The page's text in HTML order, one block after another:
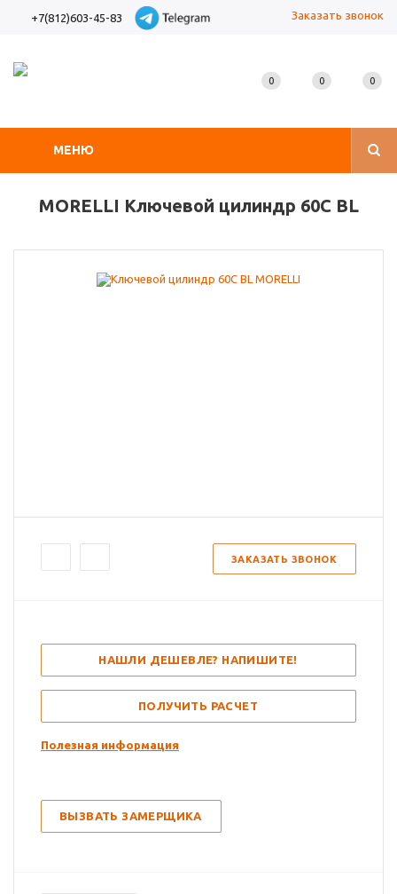
+7(812)603-45-83 Заказать звонок
МЕНЮ
0 0 0
MORELLI Ключевой цилиндр 60C BL
ЗАКАЗАТЬ ЗВОНОК
НАШЛИ ДЕШЕВЛЕ? НАПИШИТЕ!
ПОЛУЧИТЬ РАСЧЕТ
Полезная информация
ВЫЗВАТЬ ЗАМЕРЩИКА